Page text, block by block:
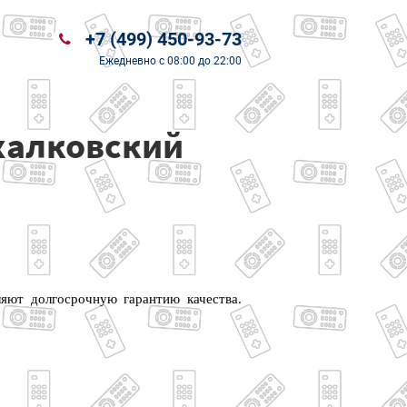
+7 (499) 450-93-73
Ежедневно с 08:00 до 22:00
долгосрочную гарантию качества.